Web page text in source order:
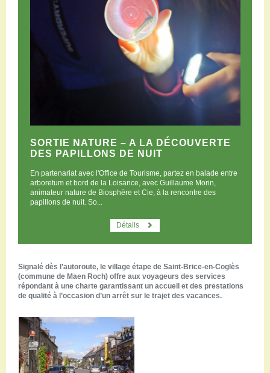
SORTIE NATURE – A LA DÉCOUVERTE
DES PAPILLONS DE NUIT
En partenariat avec l'Office de Tourisme, partez en balade entre
arboretum et bord de la Loisance, avec Guillaume Morin,
animateur nature de Biosphère et Cie, à la rencontre des
papillons de nuit. So...
Détails
Signalé dès l’autoroute, le village étape de Saint-Brice-en-Coglès
(commune de Maen Roch) offre aux voyageurs des services
répondant à une charte garantissant un accueil et des prestations
de qualité à l’occasion d’un arrêt sur le trajet des vacances.